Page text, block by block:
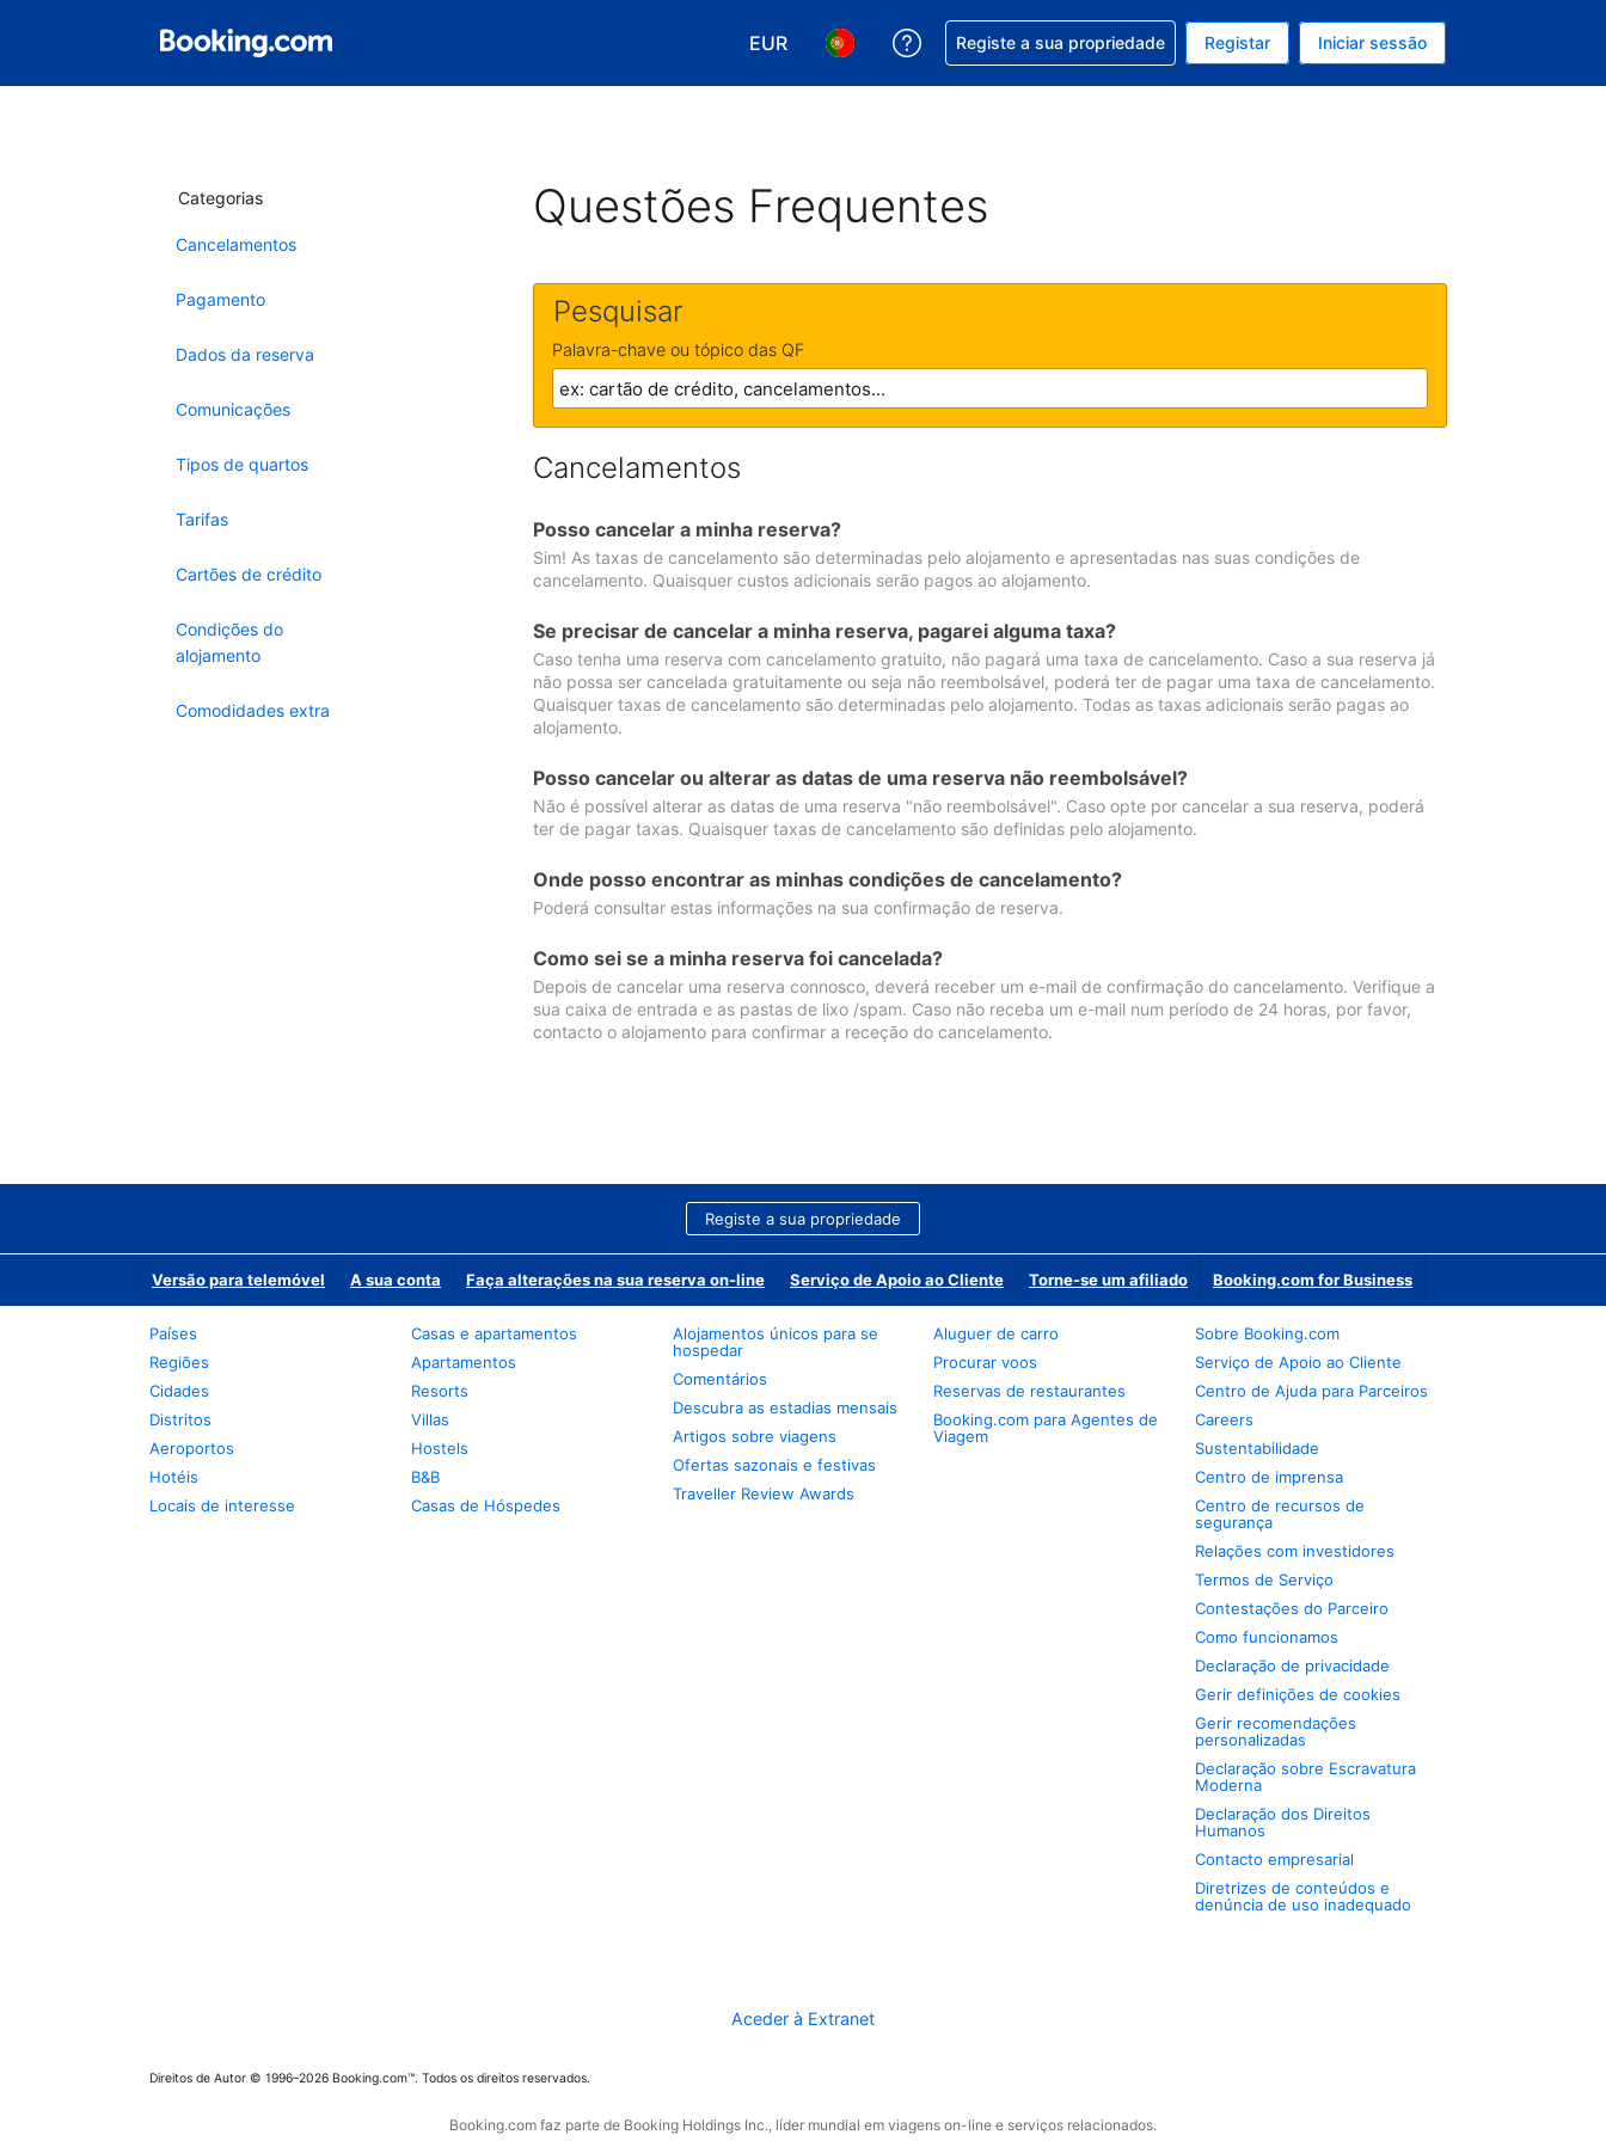
EUR
Escolha a sua moeda. A sua moeda atual é EUR
Escolha o seu idioma. O seu idioma atual é Português
Obtenha ajuda com a sua reserva
Registe a sua propriedade Registar Iniciar sessão
Categorias
Cancelamentos
Pagamento
Dados da reserva
Comunicações
Tipos de quartos
Tarifas
Cartões de crédito
Condições do
alojamento
Comodidades extra
Questões Frequentes
Pesquisar
Palavra-chave ou tópico das QF
Cancelamentos
Posso cancelar a minha reserva?
Sim! As taxas de cancelamento são determinadas pelo alojamento e apresentadas nas suas condições de
cancelamento. Quaisquer custos adicionais serão pagos ao alojamento.
Se precisar de cancelar a minha reserva, pagarei alguma taxa?
Caso tenha uma reserva com cancelamento gratuito, não pagará uma taxa de cancelamento. Caso a sua reserva já
não possa ser cancelada gratuitamente ou seja não reembolsável, poderá ter de pagar uma taxa de cancelamento.
Quaisquer taxas de cancelamento são determinadas pelo alojamento. Todas as taxas adicionais serão pagas ao
alojamento.
Posso cancelar ou alterar as datas de uma reserva não reembolsável?
Não é possível alterar as datas de uma reserva "não reembolsável". Caso opte por cancelar a sua reserva, poderá
ter de pagar taxas. Quaisquer taxas de cancelamento são definidas pelo alojamento.
Onde posso encontrar as minhas condições de cancelamento?
Poderá consultar estas informações na sua confirmação de reserva.
Como sei se a minha reserva foi cancelada?
Depois de cancelar uma reserva connosco, deverá receber um e-mail de confirmação do cancelamento. Verifique a
sua caixa de entrada e as pastas de lixo /spam. Caso não receba um e-mail num período de 24 horas, por favor,
contacto o alojamento para confirmar a receção do cancelamento.
Registe a sua propriedade
Versão para telemóvel A sua conta Faça alterações na sua reserva on-line Serviço de Apoio ao Cliente Torne-se um afiliado Booking.com for Business
Países
Regiões
Cidades
Distritos
Aeroportos
Hotéis
Locais de interesse
Casas e apartamentos
Apartamentos
Resorts
Villas
Hostels
B&B
Casas de Hóspedes
Alojamentos únicos para se
hospedar
Comentários
Descubra as estadias mensais
Artigos sobre viagens
Ofertas sazonais e festivas
Traveller Review Awards
Aluguer de carro
Procurar voos
Reservas de restaurantes
Booking.com para Agentes de
Viagem
Sobre Booking.com
Serviço de Apoio ao Cliente
Centro de Ajuda para Parceiros
Careers
Sustentabilidade
Centro de imprensa
Centro de recursos de
segurança
Relações com investidores
Termos de Serviço
Contestações do Parceiro
Como funcionamos
Declaração de privacidade
Gerir definições de cookies
Gerir recomendações
personalizadas
Declaração sobre Escravatura
Moderna
Declaração dos Direitos
Humanos
Contacto empresarial
Diretrizes de conteúdos e
denúncia de uso inadequado
Aceder à Extranet
Direitos de Autor © 1996–2026 Booking.com™. Todos os direitos reservados.
Booking.com faz parte de Booking Holdings Inc., líder mundial em viagens on-line e serviços relacionados.